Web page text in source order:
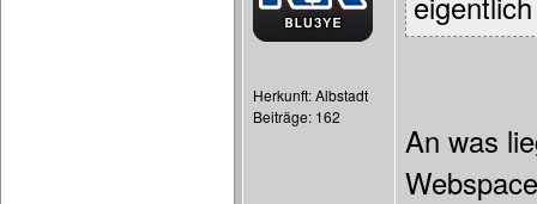
Herkunft: Albstadt
Beiträge: 162
An was